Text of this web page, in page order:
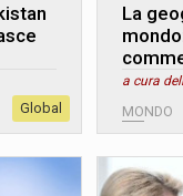
Global
La
a cura
MONDO